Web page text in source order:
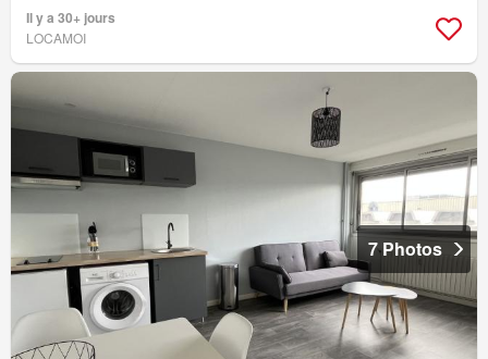
Il y a 30+ jours
LOCAMOI
7 Photos